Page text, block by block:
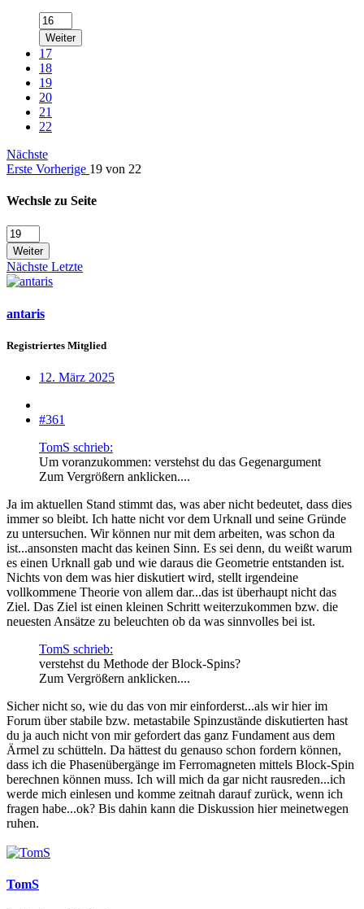
Weiter
17
18
19
20
21
22
Nächste
Erste Vorherige 19 von 22
Wechsle zu Seite
Weiter
Nächste Letzte
antaris
Registriertes Mitglied
12. März 2025
#361
TomS schrieb:
Um voranzukommen: verstehst du das Gegenargument
Zum Vergrößern anklicken....
Ja im aktuellen Stand stimmt das, was aber nicht bedeutet, dass dies
immer so bleibt. Ich hatte nicht vor dem Urknall und seine Gründe
zu untersuchen. Wir können nur mit dem arbeiten, was schon da
ist...ansonsten macht das keinen Sinn. Es sei denn, du weißt warum
es einen Urknall gab und wie daraus die Geometrie entstanden ist.
Nichts von dem was hier diskutiert wird, stellt irgendeine
vollkommene Theorie von allem dar...das ist überhaupt nicht das
Ziel. Das Ziel ist einen kleinen Schritt weiterzukommen bzw. die
neuesten Ansätze zu beleuchten ob da was sinnvolles bei ist.
TomS schrieb:
verstehst du Methode der Block-Spins?
Zum Vergrößern anklicken....
Sicher nicht so, wie du das von mir einforderst...als wir hier im
Forum über stabile bzw. metastabile Spinzustände diskutierten hast
du ja auch nicht von mir gefordert das ganz Fundament aus dem
Ärmel zu schütteln. Da hättest du genauso schon fordern können,
dass ich die Phasenübergänge im Ferromagneten mittels Block-Spin
berechnen können muss. Ich will mich da gar nicht rausreden...ich
werde mich einlesen und komme zeitnah darauf zurück, wenn ich
fragen habe...ok? Bis dahin kann die Diskussion hier meinetwegen
ruhen.
TomS